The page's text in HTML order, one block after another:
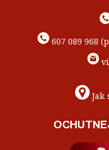
607 089 968
Jak